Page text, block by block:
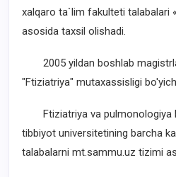
xalqaro ta`lim fakulteti talabalari
asosida taxsil olishadi.
2005 yildan boshlab
"Ftiziatriya" mutaxassisligi
Ftiziatriya va pulmonologiya
tibbiyot universitetining barcha
talabalarni mt.sammu.uz tizimi